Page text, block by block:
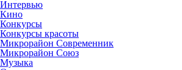
Интервью
Кино
Конкурсы
Конкурсы красоты
Микрорайон Современник
Микрорайон Союз
Музыка